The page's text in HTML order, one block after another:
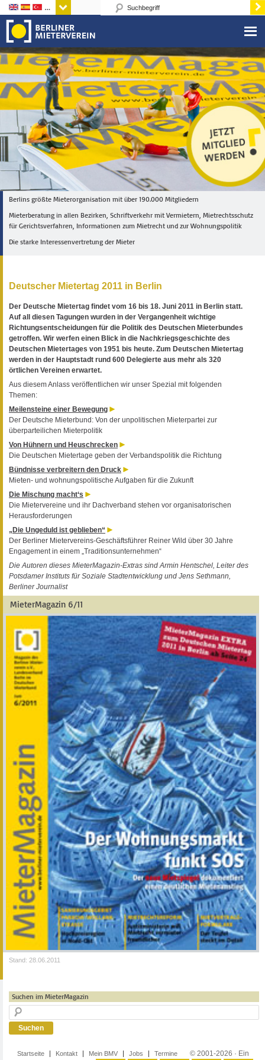
Sprachen
Berlins größte Mieterorganisation mit über 190.000 Mitgliedern
Mieterberatung in allen Bezirken, Schriftverkehr mit Vermietern, Mietrechtsschutz
für Gerichtsverfahren, Informationen zum Mietrecht und zur Wohnungspolitik
Die starke Interessenvertretung der Mieter
Deutscher Mietertag 2011 in Berlin
Der Deutsche Mietertag findet vom 16 bis 18. Juni 2011 in Berlin statt.
Auf all diesen Tagungen wurden in der Vergangenheit wichtige
Richtungsentscheidungen für die Politik des Deutschen Mieterbundes
getroffen. Wir werfen einen Blick in die Nachkriegsgeschichte des
Deutschen Mietertages von 1951 bis heute. Zum Deutschen Mietertag
werden in der Hauptstadt rund 600 Delegierte aus mehr als 320
örtlichen Vereinen erwartet.
Aus diesem Anlass veröffentlichen wir unser Spezial mit folgenden
Themen:
Meilensteine einer Bewegung
Der Deutsche Mieterbund: Von der unpolitischen Mieterpartei zur
überparteilichen Mieterpolitik
Von Hühnern und Heuschrecken
Die Deutschen Mietertage geben der Verbandspolitik die Richtung
Bündnisse verbreitern den Druck
Mieten- und wohnungspolitische Aufgaben für die Zukunft
Die Mischung macht‘s
Die Mietervereine und ihr Dachverband stehen vor organisatorischen
Herausforderungen
„Die Ungeduld ist geblieben“
Der Berliner Mietervereins-Geschäftsführer Reiner Wild über 30 Jahre
Engagement in einem „Traditionsunternehmen“
Die Autoren dieses MieterMagazin-Extras sind Armin Hentschel, Leiter des
Potsdamer Instituts für Soziale Stadtentwicklung und Jens Sethmann,
Berliner Journalist
MieterMagazin 6/11
Stand: 28.06.2011
Suchen im MieterMagazin
Startseite Kontakt Mein BMV Jobs Termine © 2001-2026 · Ein